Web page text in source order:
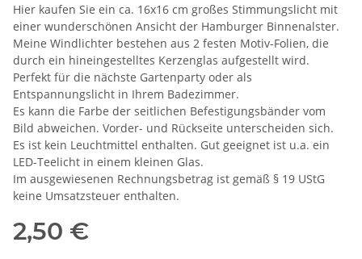
Hier kaufen Sie ein ca. 16x16 cm großes Stimmungslicht mit
einer wunderschönen Ansicht der Hamburger Binnenalster.
Meine Windlichter bestehen aus 2 festen Motiv-Folien, die
durch ein hineingestelltes Kerzenglas aufgestellt wird.
Perfekt für die nächste Gartenparty oder als
Entspannungslicht in Ihrem Badezimmer.
Es kann die Farbe der seitlichen Befestigungsbänder vom
Bild abweichen. Vorder- und Rückseite unterscheiden sich.
Es ist kein Leuchtmittel enthalten. Gut geeignet ist u.a. ein
LED-Teelicht in einem kleinen Glas.
Im ausgewiesenen Rechnungsbetrag ist gemäß § 19 UStG
keine Umsatzsteuer enthalten.
2,50 €